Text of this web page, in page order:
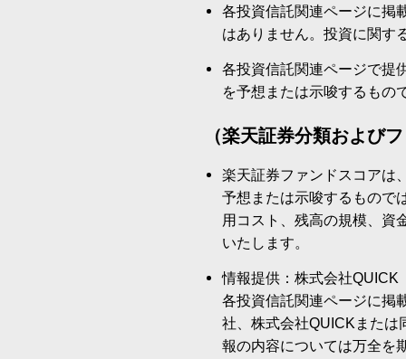
各投資信託関連ページに掲
はありません。投資に関す
各投資信託関連ページで提
を予想または示唆するもの
（楽天証券分類および
楽天証券ファンドスコアは
予想または示唆するもので
用コスト、残高の規模、資
いたします。
情報提供：株式会社QUICK
各投資信託関連ページに掲
社、株式会社QUICKまたは
報の内容については万全を